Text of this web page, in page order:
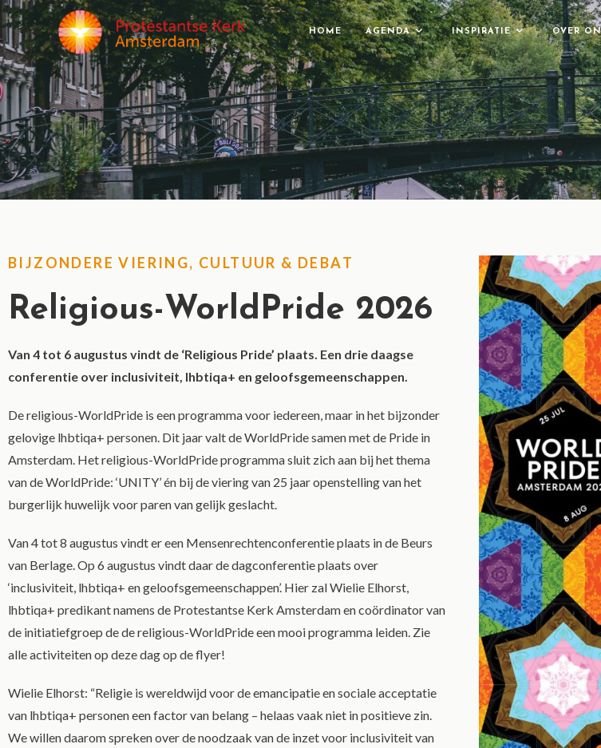
HOME AGENDA INSPIRATIE OVER
BIJZONDERE VIERING, CULTUUR & DEBAT
Religious-WorldPride 2026
Van 4 tot 6 augustus vindt de ‘Religious Pride’ plaats. Een drie daagse
conferentie over inclusiviteit, lhbtiqa+ en geloofsgemeenschappen.
De religious-WorldPride is een programma voor iedereen, maar in het bijzonder
gelovige lhbtiqa+ personen. Dit jaar valt de WorldPride samen met de Pride in
Amsterdam. Het religious-WorldPride programma sluit zich aan bij het thema
van de WorldPride: ‘UNITY’ én bij de viering van 25 jaar openstelling van het
burgerlijk huwelijk voor paren van gelijk geslacht.
Van 4 tot 8 augustus vindt er een Mensenrechtenconferentie plaats in de Beurs
van Berlage. Op 6 augustus vindt daar de dagconferentie plaats over
‘inclusiviteit, lhbtiqa+ en geloofsgemeenschappen’. Hier zal Wielie Elhorst,
lhbtiqa+ predikant namens de Protestantse Kerk Amsterdam en coördinator van
de initiatiefgroep de de religious-WorldPride een mooi programma leiden. Zie
alle activiteiten op deze dag op de flyer!
Wielie Elhorst: “Religie is wereldwijd voor de emancipatie en sociale acceptatie
van lhbtiqa+ personen een factor van belang – helaas vaak niet in positieve zin.
We willen daarom spreken over de noodzaak van de inzet voor inclusiviteit van